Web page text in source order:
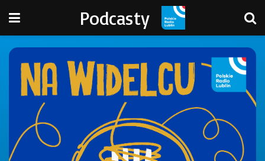
Podcasty